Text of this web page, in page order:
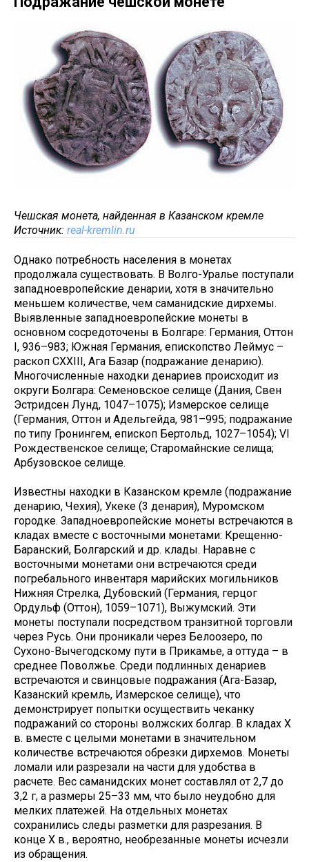
Чешская монета, найденная в Казанском кремле
Источник: real-kremlin.ru
Однако потребность населения в монетах
продолжала существовать. В Волго-Уралье поступали
западноевропейские денарии, хотя в значительно
меньшем количестве, чем саманидские дирхемы.
Выявленные западноевропейские монеты в
основном сосредоточены в Болгаре: Германия, Оттон
I, 936–983; Южная Германия, епископство Леймус –
раскоп CXXIII, Ага Базар (подражание денарию).
Многочисленные находки денариев происходит из
округи Болгара: Семеновское селище (Дания, Свен
Эстридсен Лунд, 1047–1075); Измерское селище
(Германия, Оттон и Адельгейда, 981–995; подражание
по типу Гронингем, епископ Бертольд, 1027–1054); VI
Рождественское селище; Старомайнские селища;
Арбузовское селище.
Известны находки в Казанском кремле (подражание
денарию, Чехия), Укеке (3 денария), Муромском
городке. Западноевропейские монеты встречаются в
кладах вместе с восточными монетами: Крещенно-
Баранский, Болгарский и др. клады. Наравне с
восточными монетами они встречаются среди
погребального инвентаря марийских могильников
Нижняя Стрелка, Дубовский (Германия, герцог
Ордульф (Оттон), 1059–1071), Выжумский. Эти
монеты поступали посредством транзитной торговли
через Русь. Они проникали через Белоозеро, по
Сухоно-Вычегодскому пути в Прикамье, а оттуда – в
среднее Поволжье. Среди подлинных денариев
встречаются и свинцовые подражания (Ага-Базар,
Казанский кремль, Измерское селище), что
демонстрирует попытки осуществить чеканку
подражаний со стороны волжских болгар. В кладах Х
в. вместе с целыми монетами в значительном
количестве встречаются обрезки дирхемов. Монеты
ломали или разрезали на части для удобства в
расчете. Вес саманидских монет составлял от 2,7 до
3,2 г, а размеры 25–33 мм, что было неудобно для
мелких платежей. На отдельных монетах
сохранились следы разметки для разрезания. В
конце Х в., вероятно, необрезанные монеты исчезли
из обращения.